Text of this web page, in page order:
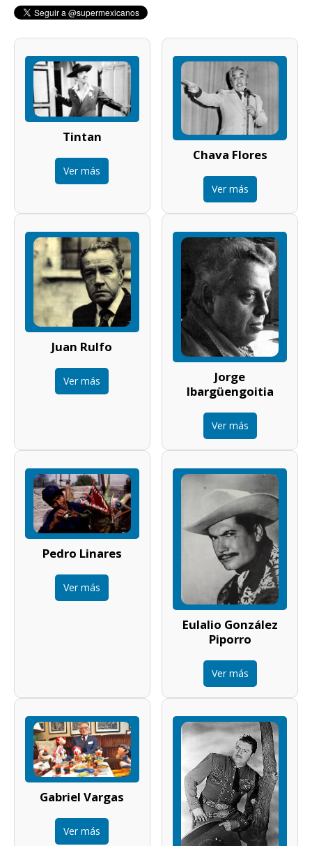
Tintan
Ver más
Chava Flores
Ver más
Juan Rulfo
Ver más
Jorge
Ibargüengoitia
Ver más
Pedro Linares
Ver más
Eulalio González
Piporro
Ver más
Gabriel Vargas
Ver más